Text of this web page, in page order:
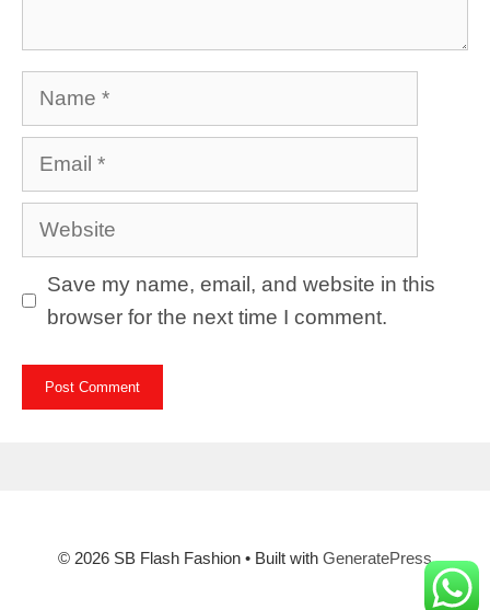
Name
Email
Website
Save my name, email, and website in this
browser for the next time I comment.
© 2026 SB Flash Fashion • Built with GeneratePress